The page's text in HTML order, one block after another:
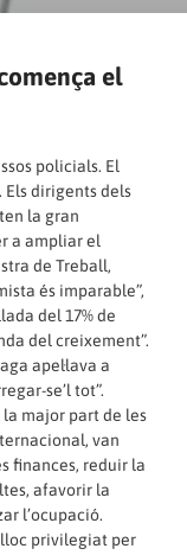
el
policials. El
dirigents dels
la gran
a ampliar el
de Treball,
és imparable”,
del 17% de
del creixement”.
apel·lava a
se’l tot”.
la major part de les
van
finances, reduir la
afavorir la
l’ocupació.
lloc privilegiat per